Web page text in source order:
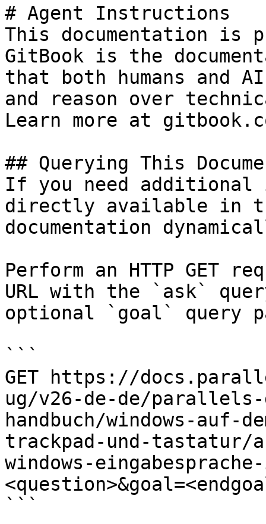
# Agent Instructions
This documentation is
GitBook is the
that both humans and
and reason over
Learn more at
## Querying This
If you need
directly available in
documentation
Perform an HTTP GET
URL with the `ask`
optional `goal` query
```
GET https://
ug/v26-de-de/
handbuch/windows-auf-
trackpad-und-tastatur/
windows-
```